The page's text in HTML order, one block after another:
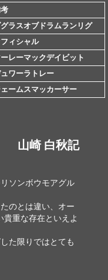
ラスオブドラムランリグ
ィシャル
レーマックデイビット
ワーラトレー
ームスマッカーサー
山崎 白秋記
ソンボウモアグル
のとは違い、オー
重な存在といえよ
た限りではとても